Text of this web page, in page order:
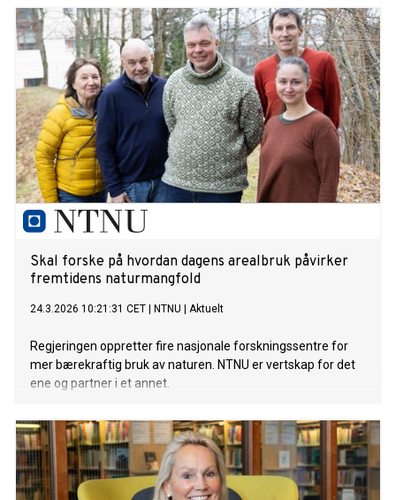
Skal forske på hvordan dagens arealbruk påvirker
fremtidens naturmangfold
24.3.2026 10:21:31 CET NTNU Aktuelt
Regjeringen oppretter fire nasjonale forskningssentre for
mer bærekraftig bruk av naturen. NTNU er vertskap for det
ene og partner i et annet.